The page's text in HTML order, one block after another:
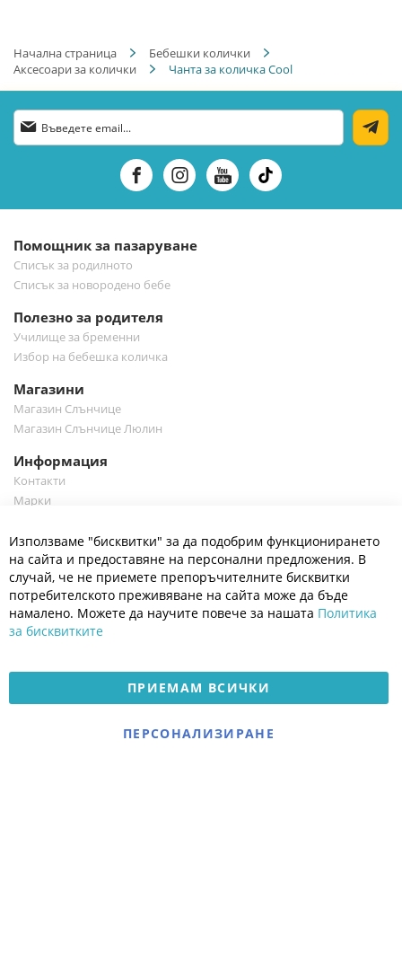
Начална страница
Бебешки колички
Аксесоари за колички
Чанта за количка Cool
Абонирай
се
бюлетин:
Помощник за пазаруване
Списък за родилното
Списък за новородено бебе
Полезно за родителя
Училище за бременни
Избор на бебешка количка
Магазини
Магазин Слънчице
Магазин Слънчице Люлин
Информация
Контакти
Марки
Полезно
Общи условия
Политика за поверителност
Платформа за OPC
Доставка и плащане
Електронен магазин
разработен и поддържан
Използваме "бисквитки" за да подобрим функционирането
на сайта и предоставяне на персонални предложения. В
случай, че не приемете препоръчителните бисквитки
потребителското преживяване на сайта може да бъде
намалено. Можете да научите повече за нашата Политика
за бисквитките
ПРИЕМАМ ВСИЧКИ
ПЕРСОНАЛИЗИРАНЕ